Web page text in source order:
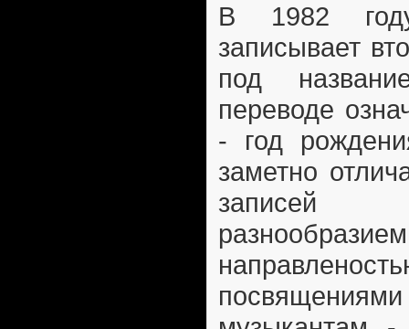
В 1982
записывает
под
переводе
- год
заметно
записей